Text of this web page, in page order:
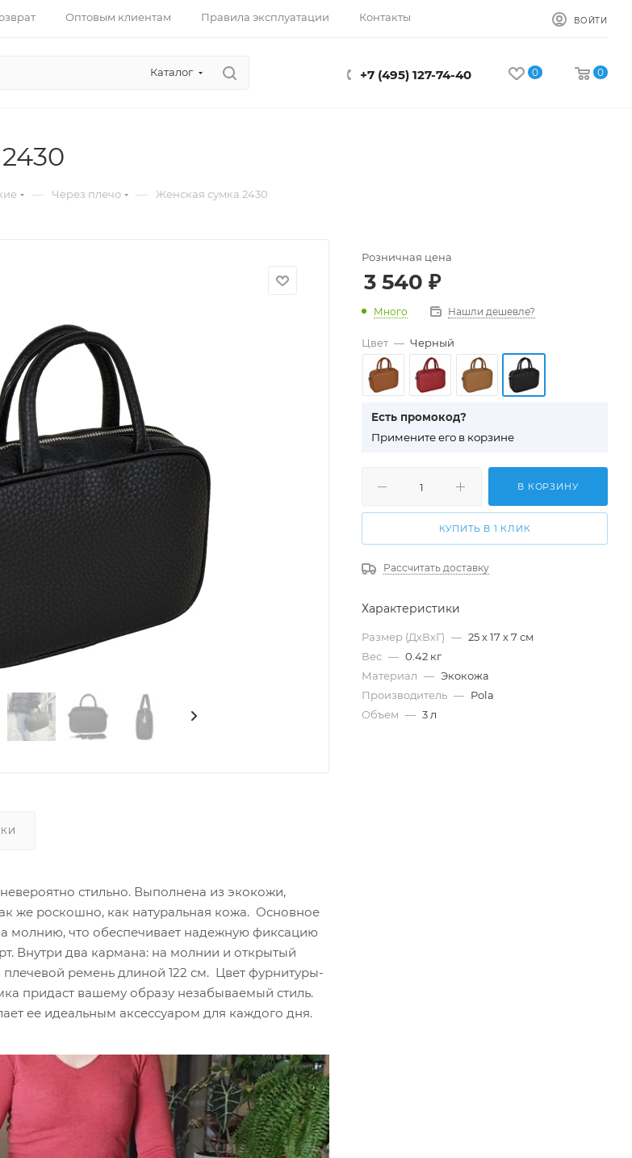
Оптовым клиентам Правила эксплуатации Контакты ВОЙТИ
Каталог +7 (495) 127-74-40 0 0
— Через плечо — Женская сумка 2430
стильно. Выполнена из экокожи,
же роскошно, как натуральная кожа. Основное
молнию, что обеспечивает надежную фиксацию
Внутри два кармана: на молнии и открытый
ремень длиной 122 см. Цвет фурнитуры-
придаст вашему образу незабываемый стиль.
ее идеальным аксессуаром для каждого дня.
Розничная цена
3 540 ₽
Много Нашли дешевле?
Цвет — Черный
Есть промокод?
Примените его в корзине
В КОРЗИНУ
КУПИТЬ В 1 КЛИК
Рассчитать доставку
Характеристики
Размер (ДхВхГ) — 25 х 17 х 7 см
Вес — 0.42 кг
Материал — Экокожа
Производитель — Pola
Объем — 3 л